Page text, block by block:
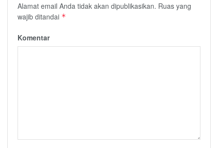
Alamat email Anda tidak akan dipublikasikan. Ruas yang
wajib ditandai *
Komentar